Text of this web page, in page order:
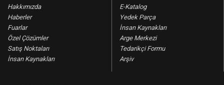
Hakkımızda
Haberler
Fuarlar
Özel Çözümler
Satış Noktaları
İnsan Kaynakları
E-Katalog
Yedek Parça
İnsan Kaynakları
Arge Merkezi
Tedarikçi Formu
Arşiv